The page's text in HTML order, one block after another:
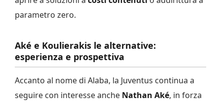
parametro zero.
Aké e Koulierakis le alternative:
esperienza e prospettiva
Accanto al nome di Alaba, la Juventus continua a
seguire con interesse anche Nathan Aké, in forza